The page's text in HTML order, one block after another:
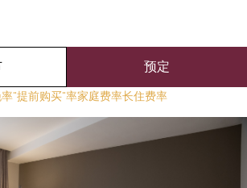
预定
"提前购买"率家庭费率长住费率